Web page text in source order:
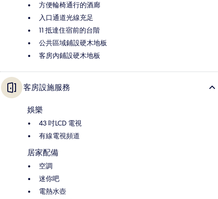
方便輪椅通行的酒廊
入口通道光線充足
11 抵達住宿前的台階
公共區域鋪設硬木地板
客房內鋪設硬木地板
客房設施服務
娛樂
43 吋LCD 電視
有線電視頻道
居家配備
空調
迷你吧
電熱水壺